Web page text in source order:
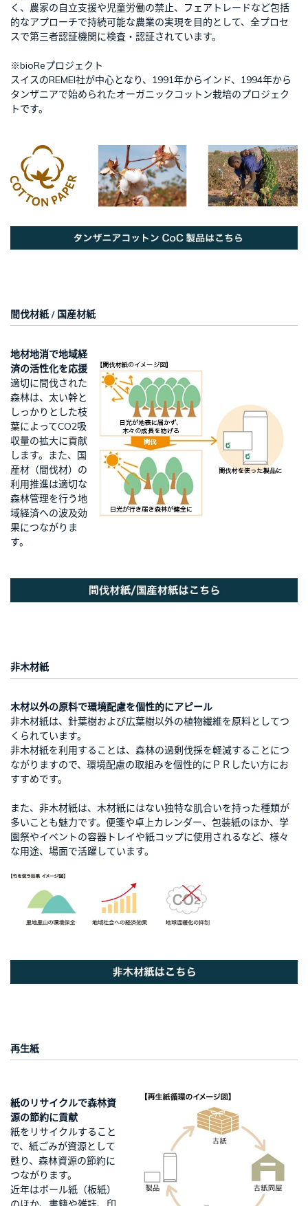
く、農家の自立支援や児童労働の禁止、フェアトレードなど包括
的なアプローチで持続可能な農業の実現を目的として、全プロセ
スで第三者認証機関に検査・認証されています。
※bioReプロジェクト
スイスのREMEI社が中心となり、1991年からインド、1994年から
タンザニアで始められたオーガニックコットン栽培のプロジェク
トです。
間伐材紙 / 国産材紙
地材地消で地域経
済の活性化を応援
適切に間伐された
森林は、太い幹と
しっかりとした枝
葉によってCO2吸
収量の拡大に貢献
します。また、国
産材（間伐材）の
利用推進は適切な
森林管理を行う地
域経済への波及効
果につながりま
す。
非木材紙
木材以外の原料で環境配慮を個性的にアピール
非木材紙は、針葉樹および広葉樹以外の植物繊維を原料としてつ
くられています。
非木材紙を利用することは、森林の過剰伐採を軽減することにつ
ながりますので、環境配慮の取組みを個性的にＰＲしたい方にお
すすめです。
また、非木材紙は、木材紙にはない独特な肌合いを持った種類が
多いことも魅力です。便箋や卓上カレンダー、包装紙のほか、学
園祭やイベントの容器トレイや紙コップに使用されるなど、様々
な用途、場面で活躍しています。
再生紙
紙のリサイクルで森林資
源の節約に貢献
紙をリサイクルすること
で、紙ごみが資源として
甦り、森林資源の節約に
つながります。
近年はボール紙（板紙）